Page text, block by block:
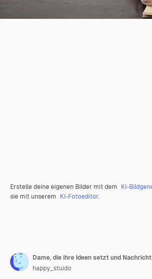
Erstelle deine eigenen Bilder mit dem KI-
sie mit unserem KI-Fotoeditor.
Dame, die ihre Ideen setzt und
happy_stuido